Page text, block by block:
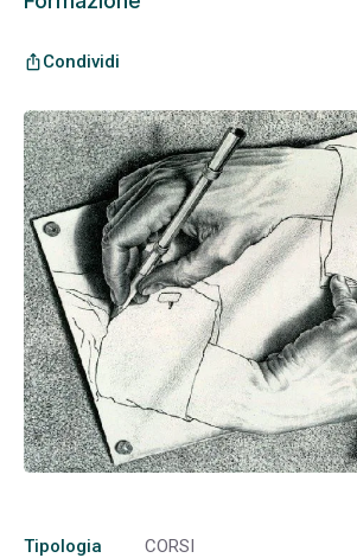
ios_shareCondividi
Tipologia CORSI